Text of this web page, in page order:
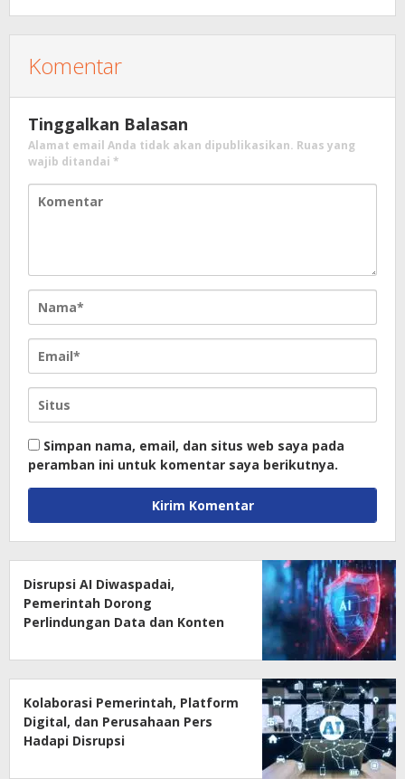
Komentar
Tinggalkan Balasan
Alamat email Anda tidak akan dipublikasikan. Ruas yang
wajib ditandai *
Simpan nama, email, dan situs web saya pada
peramban ini untuk komentar saya berikutnya.
Disrupsi AI Diwaspadai,
Pemerintah Dorong
Perlindungan Data dan Konten
Kolaborasi Pemerintah, Platform
Digital, dan Perusahaan Pers
Hadapi Disrupsi